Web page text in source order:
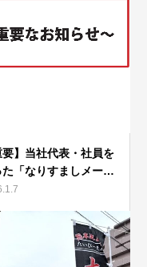
要】当社代表・社員を
た「なりすましメー…